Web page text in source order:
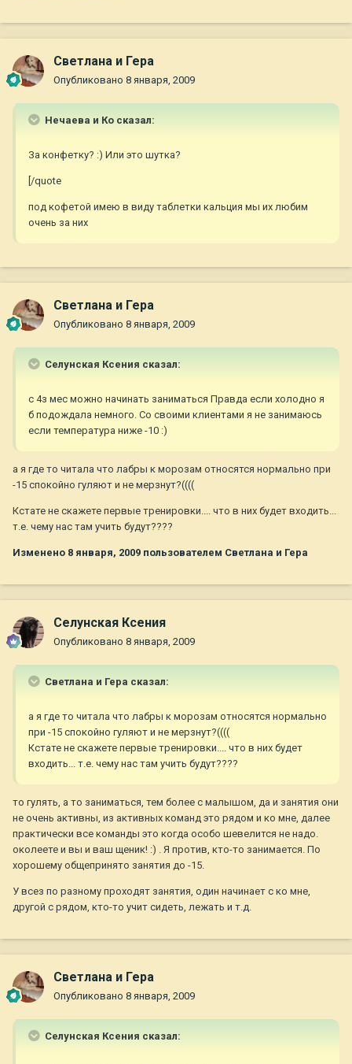
Светлана и Гера
Опубликовано 8 января, 2009
Нечаева и Ко сказал:
За конфетку? :) Или это шутка?
[/quote
под кофетой имею в виду таблетки кальция мы их любим
очень за них
Светлана и Гера
Опубликовано 8 января, 2009
Селунская Ксения сказал:
с 4з мес можно начинать заниматься Правда если холодно я
б подождала немного. Со своими клиентами я не занимаюсь
если температура ниже -10 :)
а я где то читала что лабры к морозам относятся нормально при
-15 спокойно гуляют и не мерзнут?((((
Кстате не скажете первые тренировки.... что в них будет входить...
т.е. чему нас там учить будут????
Изменено 8 января, 2009 пользователем Светлана и Гера
Селунская Ксения
Опубликовано 8 января, 2009
Светлана и Гера сказал:
а я где то читала что лабры к морозам относятся нормально
при -15 спокойно гуляют и не мерзнут?((((
Кстате не скажете первые тренировки.... что в них будет
входить... т.е. чему нас там учить будут????
то гулять, а то заниматься, тем более с малышом, да и занятия они
не очень активны, из активных команд это рядом и ко мне, далее
практически все команды это когда особо шевелится не надо.
околеете и вы и ваш щеник! :) . Я против, кто-то занимается. По
хорошему общепринято занятия до -15.
У всез по разному проходят занятия, один начинает с ко мне,
другой с рядом, кто-то учит сидеть, лежать и т.д.
Светлана и Гера
Опубликовано 8 января, 2009
Селунская Ксения сказал: